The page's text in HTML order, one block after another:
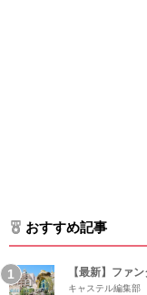
おすすめ記事
【最新】ファ
キャステル編集部